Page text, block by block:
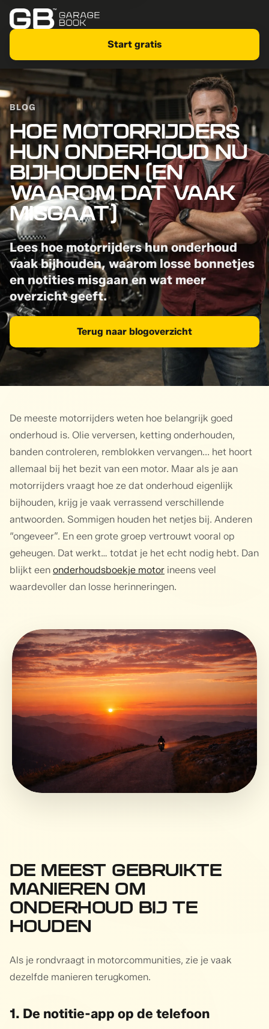
Start gratis
BLOG
HOE MOTORRIJDERS
HUN ONDERHOUD NU
BIJHOUDEN (EN
WAAROM DAT VAAK
MISGAAT)
Lees hoe motorrijders hun onderhoud
vaak bijhouden, waarom losse bonnetjes
en notities misgaan en wat meer
overzicht geeft.
Terug naar blogoverzicht
De meeste motorrijders weten hoe belangrijk goed
onderhoud is. Olie verversen, ketting onderhouden,
banden controleren, remblokken vervangen... het hoort
allemaal bij het bezit van een motor. Maar als je aan
motorrijders vraagt hoe ze dat onderhoud eigenlijk
bijhouden, krijg je vaak verrassend verschillende
antwoorden. Sommigen houden het netjes bij. Anderen
“ongeveer”. En een grote groep vertrouwt vooral op
geheugen. Dat werkt… totdat je het echt nodig hebt. Dan
blijkt een onderhoudsboekje motor ineens veel
waardevoller dan losse herinneringen.
DE MEEST GEBRUIKTE
MANIEREN OM
ONDERHOUD BIJ TE
HOUDEN
Als je rondvraagt in motorcommunities, zie je vaak
dezelfde manieren terugkomen.
1. De notitie-app op de telefoon